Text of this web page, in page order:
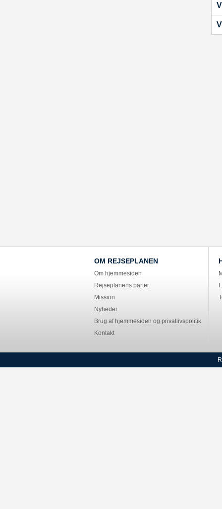
OM REJSEPLANEN
Om hjemmesiden
Rejseplanens parter
Mission
Nyheder
Brug af hjemmesiden og privatlivspolitik
Kontakt